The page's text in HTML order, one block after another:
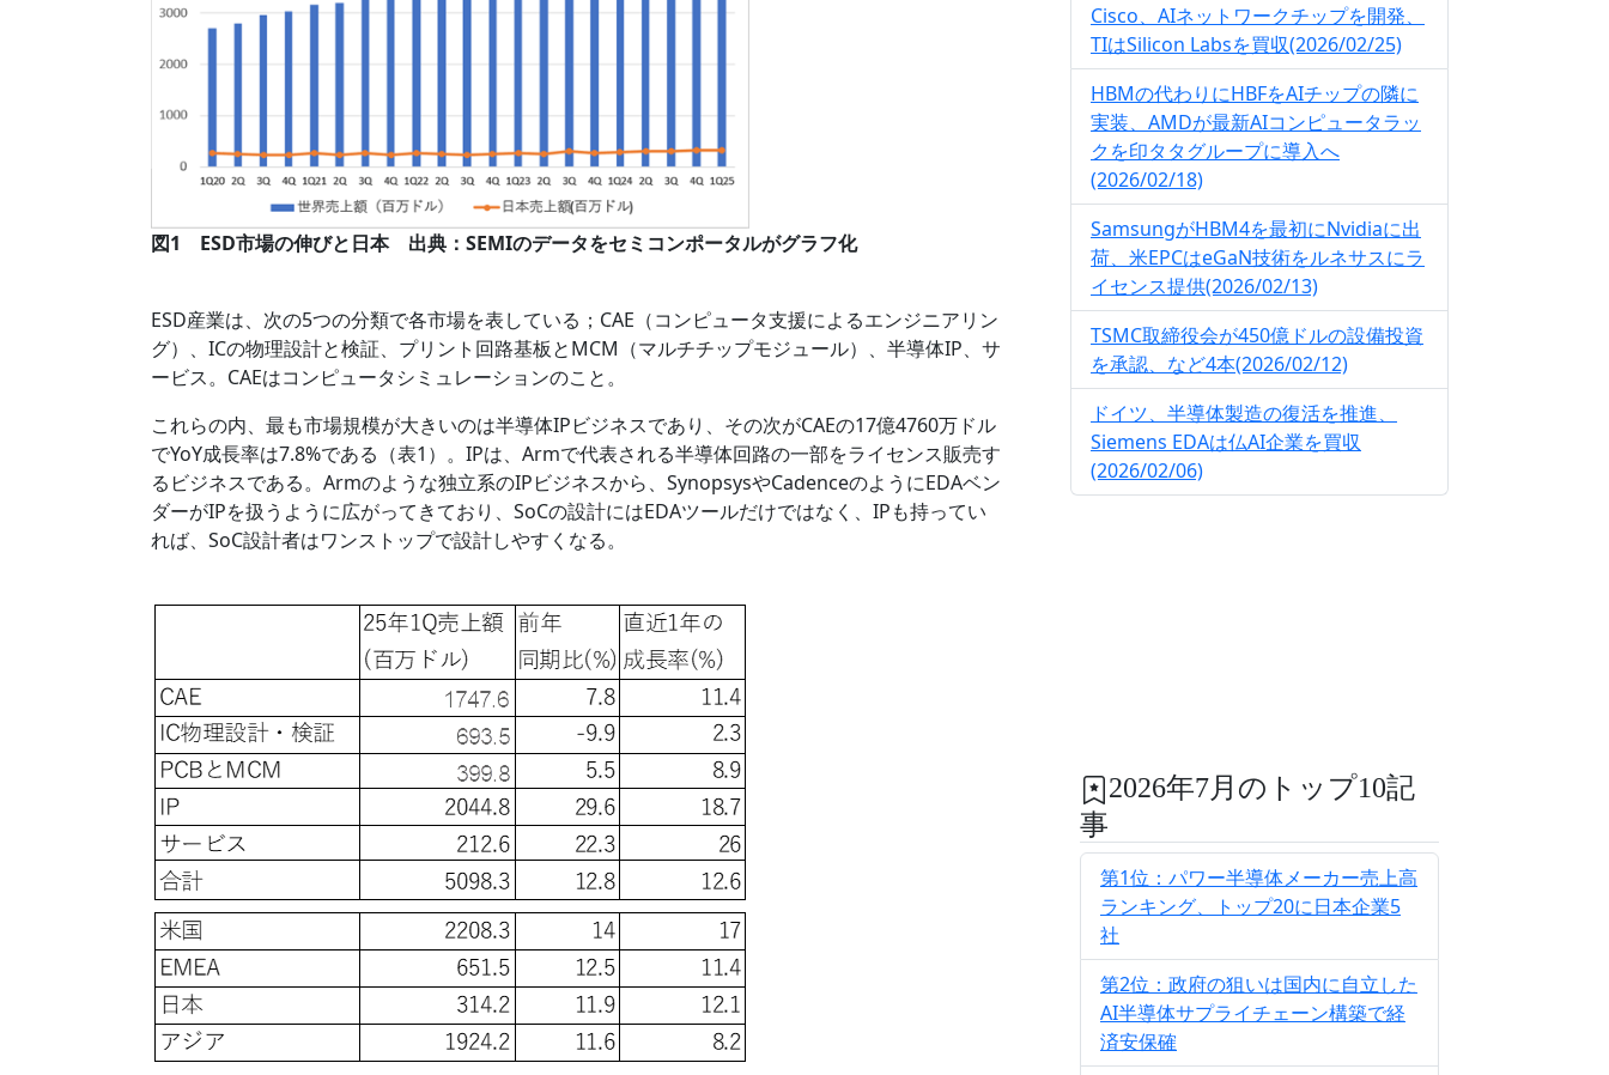
図1 ESD市場の伸びと日本 出典：SEMIのデータをセミコンポータルがグラフ化
ESD産業は、次の5つの分類で各市場を表している；CAE（コンピュータ支援によるエンジニアリン
グ）、ICの物理設計と検証、プリント回路基板とMCM（マルチチップモジュール）、半導体IP、サ
ービス。CAEはコンピュータシミュレーションのこと。
これらの内、最も市場規模が大きいのは半導体IPビジネスであり、その次がCAEの17億4760万ドル
でYoY成長率は7.8%である（表1）。IPは、Armで代表される半導体回路の一部をライセンス販売す
るビジネスである。Armのような独立系のIPビジネスから、SynopsysやCadenceのようにEDAベン
ダーがIPを扱うように広がってきており、SoCの設計にはEDAツールだけではなく、IPも持ってい
れば、SoC設計者はワンストップで設計しやすくなる。
Cisco、AIネットワークチップを開発、
TIはSilicon Labsを買収(2026/02/25)
HBMの代わりにHBFをAIチップの隣に
実装、AMDが最新AIコンピュータラッ
クを印タタグループに導入へ
(2026/02/18)
SamsungがHBM4を最初にNvidiaに出
荷、米EPCはeGaN技術をルネサスにラ
イセンス提供(2026/02/13)
TSMC取締役会が450億ドルの設備投資
を承認、など4本(2026/02/12)
ドイツ、半導体製造の復活を推進、
Siemens EDAは仏AI企業を買収
(2026/02/06)
2026年7月のトップ10記
事
第1位：パワー半導体メーカー売上高
ランキング、トップ20に日本企業5
社
第2位：政府の狙いは国内に自立した
AI半導体サプライチェーン構築で経
済安保確